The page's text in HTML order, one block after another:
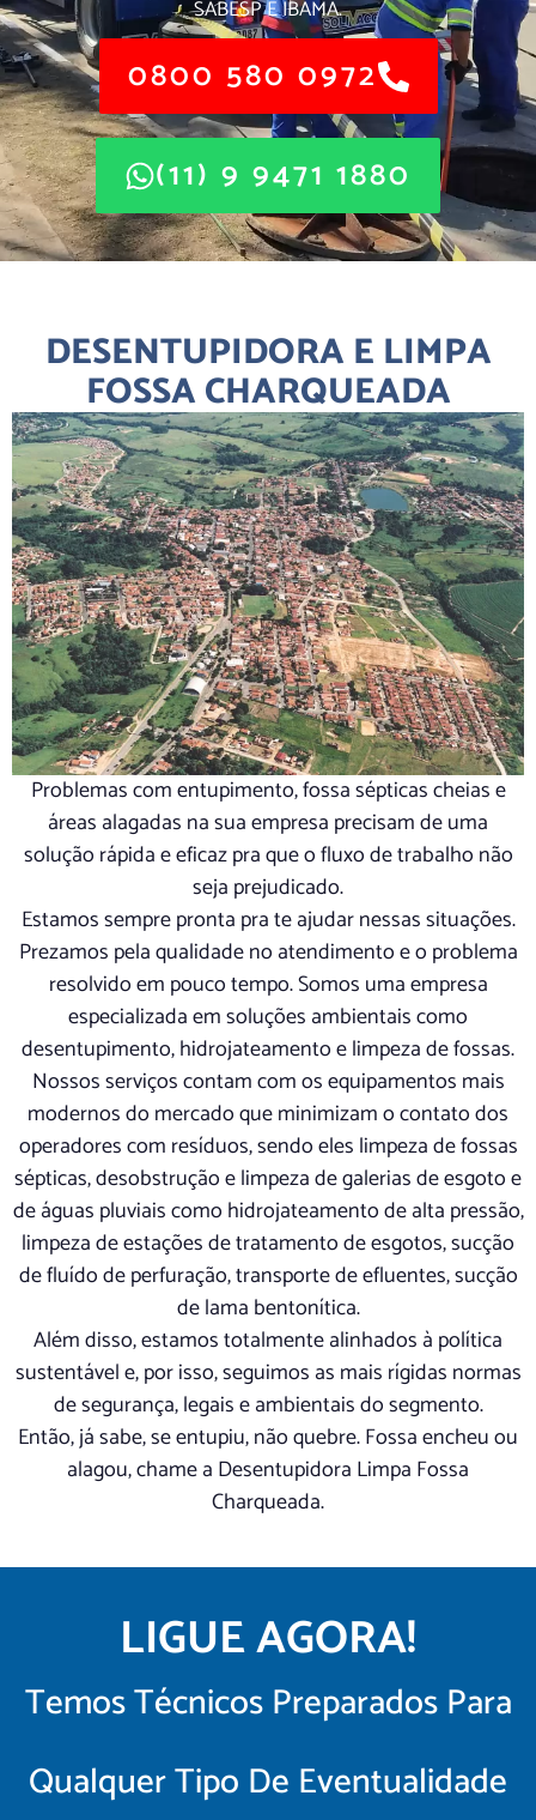
SABESP E IBAMA.
0800 580 0972
(11) 9 9471 1880
DESENTUPIDORA E LIMPA
FOSSA CHARQUEADA
Problemas com entupimento, fossa sépticas cheias e
áreas alagadas na sua empresa precisam de uma
solução rápida e eficaz pra que o fluxo de trabalho não
seja prejudicado.
Estamos sempre pronta pra te ajudar nessas situações.
Prezamos pela qualidade no atendimento e o problema
resolvido em pouco tempo. Somos uma empresa
especializada em soluções ambientais como
desentupimento, hidrojateamento e limpeza de fossas.
Nossos serviços contam com os equipamentos mais
modernos do mercado que minimizam o contato dos
operadores com resíduos, sendo eles limpeza de fossas
sépticas, desobstrução e limpeza de galerias de esgoto e
de águas pluviais como hidrojateamento de alta pressão,
limpeza de estações de tratamento de esgotos, sucção
de fluído de perfuração, transporte de efluentes, sucção
de lama bentonítica.
Além disso, estamos totalmente alinhados à política
sustentável e, por isso, seguimos as mais rígidas normas
de segurança, legais e ambientais do segmento.
Então, já sabe, se entupiu, não quebre. Fossa encheu ou
alagou, chame a Desentupidora Limpa Fossa
Charqueada.
LIGUE AGORA!
Temos Técnicos Preparados Para
Qualquer Tipo De Eventualidade